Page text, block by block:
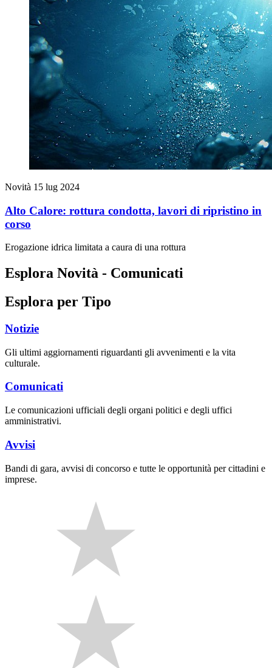
Novità 15 lug 2024
Alto Calore: rottura condotta, lavori di ripristino in
corso
Erogazione idrica limitata a caura di una rottura
Esplora Novità - Comunicati
Esplora per Tipo
Notizie
Gli ultimi aggiornamenti riguardanti gli avvenimenti e la vita
culturale.
Comunicati
Le comunicazioni ufficiali degli organi politici e degli uffici
amministrativi.
Avvisi
Bandi di gara, avvisi di concorso e tutte le opportunità per cittadini e
imprese.